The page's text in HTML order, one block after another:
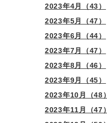
2023年4月（43）
2023年5月（47）
2023年6月（44）
2023年7月（47）
2023年8月（46）
2023年9月（45）
2023年10月（48）
2023年11月（47）